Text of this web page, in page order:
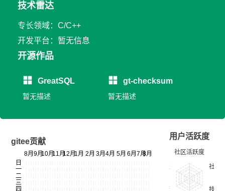
技术雷达
专长领域：C/C++
开发平台：暂无信息
开源作品
GreatSQL
暂无描述
gt-checksum
暂无描述
gitee贡献
用户活跃度